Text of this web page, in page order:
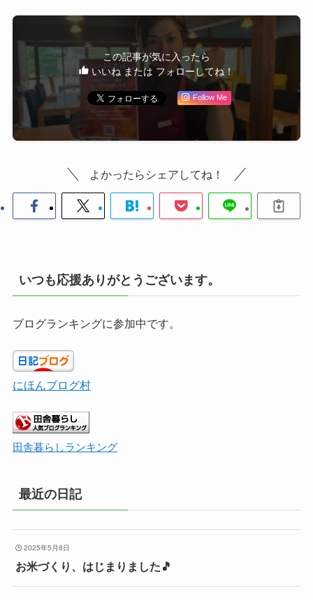
この記事が気に入ったら
いいね または フォローしてね！
Follow Me
よかったらシェアしてね！
いつも応援ありがとうございます。
ブログランキングに参加中です。
にほんブログ村
田舎暮らしランキング
最近の日記
2025年5月8日
お米づくり、はじまりました🎵